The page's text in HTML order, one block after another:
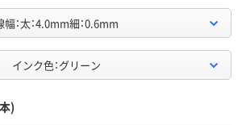
幅：太：4.0mm細：0.6mm
インク色：グリーン
)